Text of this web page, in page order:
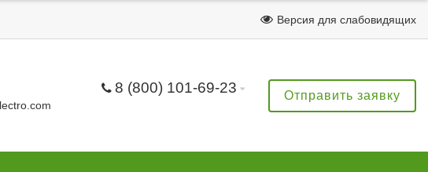
Версия для слабовидящих
8 (800) 101-69-23 Отправить заявку